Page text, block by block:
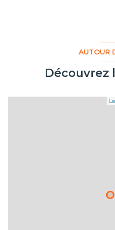
AUTOUR
Découvrez